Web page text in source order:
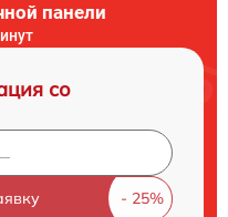
панели
со